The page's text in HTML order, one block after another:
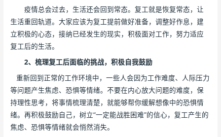
疫情总会过去，生活还会回到常态。复工就是恢复常态，让
生活重回轨道。大家应该为复工提前做好准备，调整好作息，建
立积极的心态，接纳已经发生的现实，积极面对工作，努力适应
复工后的生活。
2、梳理复工后面临的挑战，积极自我鼓励
重新回到正常的工作环境中，一些人会因为工作难度、人际压力
等问题产生焦虑、恐惧等情绪。不要在内心放大问题的难度，保
持理性思考，将事情梳理清楚，就能够帮你缓解想像中的恐惧情
绪。再积极鼓励自己，树立“一定能战胜困难”的信心，复工产生的
焦虑、恐惧等情绪就会悄然消失。